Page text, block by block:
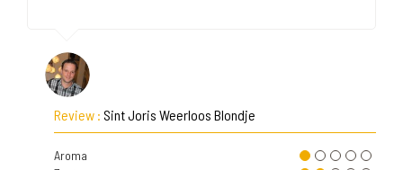
Review : Sint Joris Weerloos Blondje
Aroma